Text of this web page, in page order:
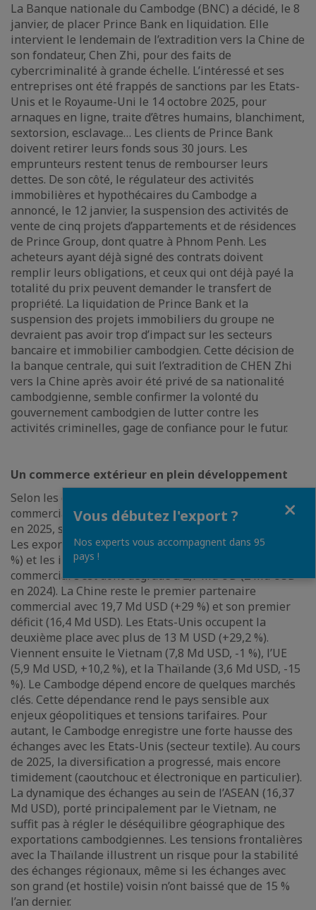
La Banque nationale du Cambodge (BNC) a décidé, le 8
janvier, de placer Prince Bank en liquidation. Elle
intervient le lendemain de l’extradition vers la Chine de
son fondateur, Chen Zhi, pour des faits de
cybercriminalité à grande échelle. L’intéressé et ses
entreprises ont été frappés de sanctions par les Etats-
Unis et le Royaume-Uni le 14 octobre 2025, pour
arnaques en ligne, traite d’êtres humains, blanchiment,
sextorsion, esclavage… Les clients de Prince Bank
doivent retirer leurs fonds sous 30 jours. Les
emprunteurs restent tenus de rembourser leurs
dettes. De son côté, le régulateur des activités
immobilières et hypothécaires du Cambodge a
annoncé, le 12 janvier, la suspension des activités de
vente de cinq projets d’appartements et de résidences
de Prince Group, dont quatre à Phnom Penh. Les
acheteurs ayant déjà signé des contrats doivent
remplir leurs obligations, et ceux qui ont déjà payé la
totalité du prix peuvent demander le transfert de
propriété. La liquidation de Prince Bank et la
suspension des projets immobiliers du groupe ne
devraient pas avoir trop d’impact sur les secteurs
bancaire et immobilier cambodgien. Cette décision de
la banque centrale, qui suit l’extradition de CHEN Zhi
vers la Chine après avoir été privé de sa nationalité
cambodgienne, semble confirmer la volonté du
gouvernement cambodgien de lutter contre les
activités criminelles, gage de confiance pour le futur.
Un commerce extérieur en plein développement
Selon les douanes cambodgiennes, les échanges
commerciaux du Cambodge ont atteint 65,24 Md USD
en 2025, soit une hausse de 18 % en glissement annuel.
Les exportations se sont élevées à 31,3 Md USD (+16,9
%) et les importations à 34 Md USD (+18,32%). Le déficit
commercial s’est donc dégradé à 2,7 Md UD (2 Md USD
en 2024). La Chine reste le premier partenaire
commercial avec 19,7 Md USD (+29 %) et son premier
déficit (16,4 Md USD). Les Etats-Unis occupent la
deuxième place avec plus de 13 M USD (+29,2 %).
Viennent ensuite le Vietnam (7,8 Md USD, -1 %), l’UE
(5,9 Md USD, +10,2 %), et la Thaïlande (3,6 Md USD, -15
%). Le Cambodge dépend encore de quelques marchés
clés. Cette dépendance rend le pays sensible aux
enjeux géopolitiques et tensions tarifaires. Pour
autant, le Cambodge enregistre une forte hausse des
échanges avec les Etats-Unis (secteur textile). Au cours
de 2025, la diversification a progressé, mais encore
timidement (caoutchouc et électronique en particulier).
La dynamique des échanges au sein de l’ASEAN (16,37
Md USD), porté principalement par le Vietnam, ne
suffit pas à régler le déséquilibre géographique des
exportations cambodgiennes. Les tensions frontalières
avec la Thaïlande illustrent un risque pour la stabilité
des échanges régionaux, même si les échanges avec
son grand (et hostile) voisin n’ont baissé que de 15 %
l’an dernier.
Vous débutez l'export ?
Nos experts vous accompagnent dans 95
pays !